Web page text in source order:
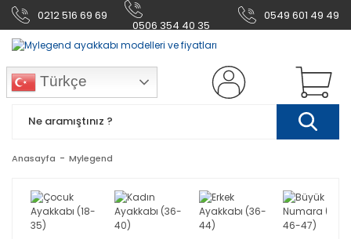
0212 516 69 69
0506 354 40 35
0549 601 49 49
Türkçe
Anasayfa Mylegend